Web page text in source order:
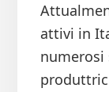
attivi in
numerosi